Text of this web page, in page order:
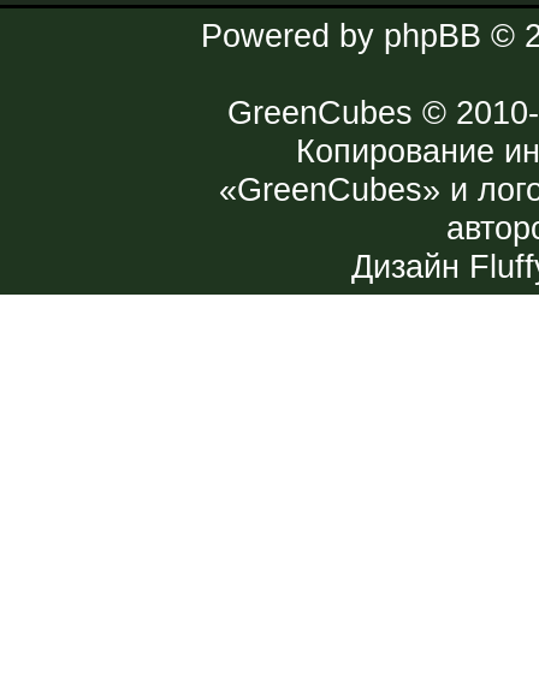
Powered by phpBB ©
GreenCubes ©
Копирование
«GreenCubes» и
Дизайн